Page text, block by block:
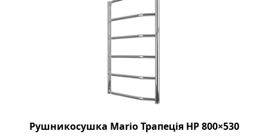
Рушникосушка Mario Трапеція HP 800×530